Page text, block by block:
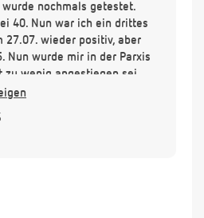
wurde nochmals getestet.
40. Nun war ich ein drittes
27.07. wieder positiv, aber
Nun wurde mir in der Parxis
zu wenig angestiegen sei.
dass er überhaupt
In der Praxis wurde mir
liegen oder ob ich mir
mehr machen sollte weil